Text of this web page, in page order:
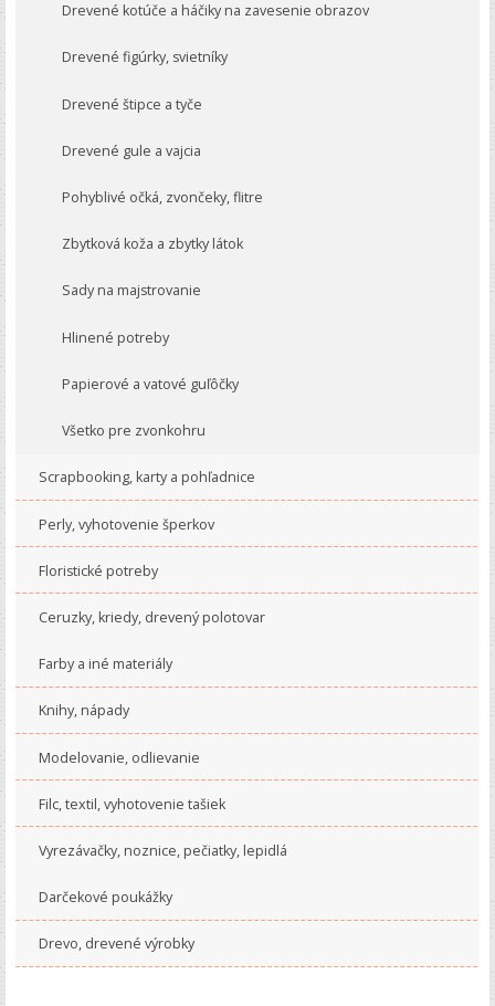
Drevené kotúče a háčiky na zavesenie obrazov
Drevené figúrky, svietníky
Drevené štipce a tyče
Drevené gule a vajcia
Pohyblivé očká, zvončeky, flitre
Zbytková koža a zbytky látok
Sady na majstrovanie
Hlinené potreby
Papierové a vatové guľôčky
Všetko pre zvonkohru
Scrapbooking, karty a pohľadnice
Perly, vyhotovenie šperkov
Floristické potreby
Ceruzky, kriedy, drevený polotovar
Farby a iné materiály
Knihy, nápady
Modelovanie, odlievanie
Filc, textil, vyhotovenie tašiek
Vyrezávačky, noznice, pečiatky, lepidlá
Darčekové poukážky
Drevo, drevené výrobky